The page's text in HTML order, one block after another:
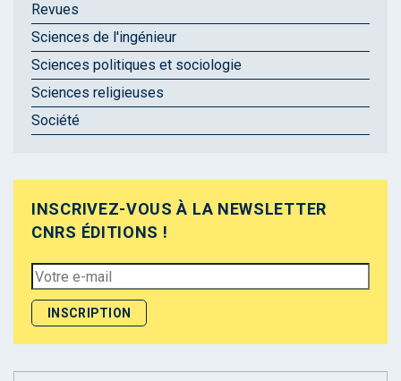
Revues
Sciences de l'ingénieur
Sciences politiques et sociologie
Sciences religieuses
Société
INSCRIVEZ-VOUS À LA NEWSLETTER
CNRS ÉDITIONS !